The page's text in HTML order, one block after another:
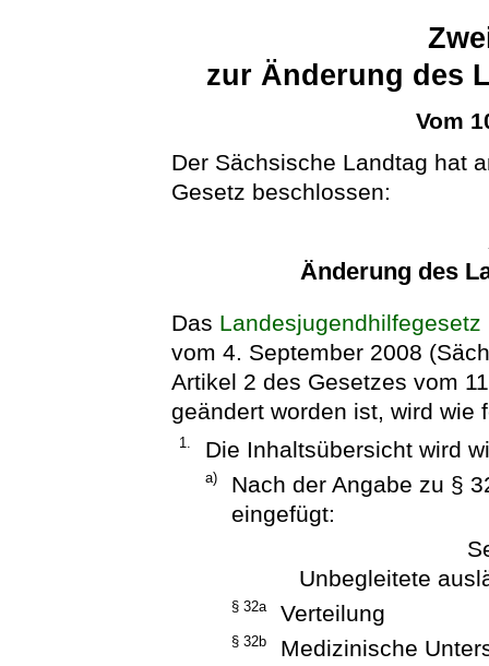
zur Änderung des
Vom
Der Sächsische Landtag hat
Gesetz beschlossen:
Änderung des
Das Landesjugendhilfegesetz
vom 4. September 2008
Artikel 2 des Gesetzes vom
geändert worden ist, wird wie
1. Die Inhaltsübersicht wird
a)
Nach der Angabe zu §
eingefügt:
Unbegleitete
§ 32a Verteilung
§ 32b Medizinische